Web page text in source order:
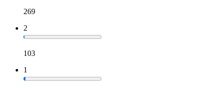
269
2
103
1